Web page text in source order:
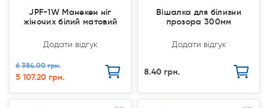
JPF-1W Манекен ніг
жіночих білий матовий
Додати відгук
6 384.00 грн.
5 107.20 грн.
Вішалка для білизни
прозора 300мм
Додати відгук
8.40 грн.